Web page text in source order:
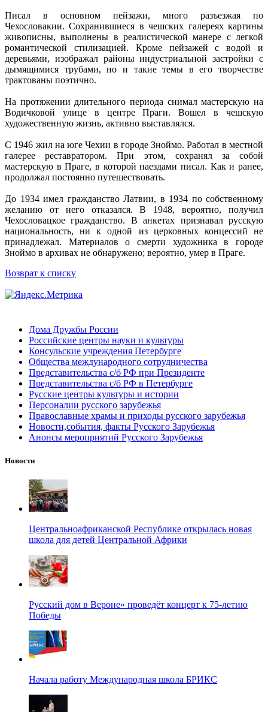
Писал в основном пейзажи, много разъезжая по
Чехословакии. Сохранившиеся в чешских галереях картины
живописны, выполнены в реалистической манере с легкой
романтической стилизацией. Кроме пейзажей с водой и
деревьями, изображал районы индустриальной застройки с
дымящимися трубами, но и такие темы в его творчестве
трактованы поэтично.
На протяжении длительного периода снимал мастерскую на
Водичковой улице в центре Праги. Вошел в чешскую
художественную жизнь, активно выставлялся.
С 1946 жил на юге Чехии в городе Зноймо. Работал в местной
галерее реставратором. При этом, сохранял за собой
мастерскую в Праге, в которой наездами писал. Как и ранее,
продолжал постоянно путешествовать.
До 1934 имел гражданство Латвии, в 1934 по собственному
желанию от него отказался. В 1948, вероятно, получил
Чехословацкое гражданство. В анкетах признавал русскую
национальность, ни к одной из церковных концессий не
принадлежал. Материалов о смерти художника в городе
Зноймо в архивах не обнаружено; вероятно, умер в Праге.
Возврат к списку
Дома Дружбы России
Российские центры науки и культуры
Консульские учреждения Петербурге
Общества международного сотрудничества
Представительства с/б РФ при Президенте
Представительства с/б РФ в Петербурге
Русские центры культуры и истории
Персоналии русского зарубежья
Православные храмы и приходы русского зарубежья
Новости,события, факты Русского Зарубежья
Анонсы мероприятий Русского Зарубежья
Новости
Центральноафриканской Республике открылась новая
школа для детей Центральной Африки
Русский дом в Вероне» проведёт концерт к 75-летию
Победы
Начала работу Международная школа БРИКС